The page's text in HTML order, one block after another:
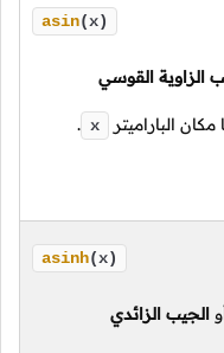
asin(x)
الزاوية القوسي
الباراميتر x
.
asinh(x)
الجيب الزائدي